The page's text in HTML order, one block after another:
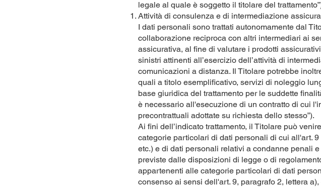
legale al quale è soggetto il titolare del
Attività di consulenza e di intermediazione
I dati personali sono trattati autonomamente dal
collaborazione reciproca con altri intermediari ai
assicurativa, al fine di valutare i prodotti
sinistri attinenti all’esercizio dell’attività di
comunicazioni a distanza. Il Titolare potrebbe
quali a titolo esemplificativo, servizi di noleggio
base giuridica del trattamento per le suddette
è necessario all'esecuzione di un contratto di cui
precontrattuali adottate su richiesta dello stesso”).
Ai fini dell’indicato trattamento, il Titolare può
categorie particolari di dati personali di cui all'art.
etc.) e di dati personali relativi a condanne penali
previste dalle disposizioni di legge o di
appartenenti alle categorie particolari di dati
consenso ai sensi dell'art. 9, paragrafo 2, lettera